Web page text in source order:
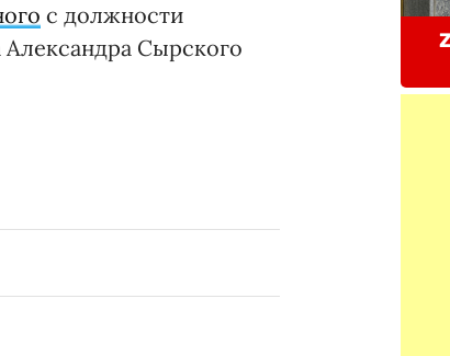
с должности
Сырского